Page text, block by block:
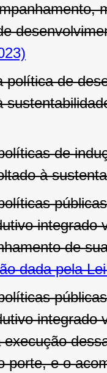
política de
de
à
integrado
de
dada pela
integrado
porte, e o